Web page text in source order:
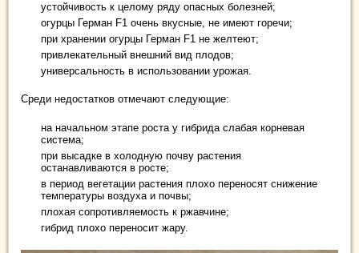
устойчивость к целому ряду опасных болезней;
огурцы Герман F1 очень вкусные, не имеют горечи;
при хранении огурцы Герман F1 не желтеют;
привлекательный внешний вид плодов;
универсальность в использовании урожая.
Среди недостатков отмечают следующие:
на начальном этапе роста у гибрида слабая корневая
система;
при высадке в холодную почву растения
останавливаются в росте;
в период вегетации растения плохо переносят снижение
температуры воздуха и почвы;
плохая сопротивляемость к ржавчине;
гибрид плохо переносит жару.